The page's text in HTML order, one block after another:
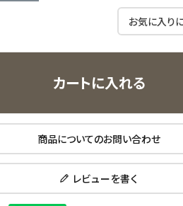
お気に入り
カートに入れる
商品についてのお問い合わせ
レビューを書く